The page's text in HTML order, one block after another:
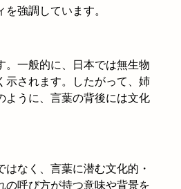
強調しています。
。一般的に、日本では無生物
示されます。したがって、姉
ように、言葉の背後には文化
なく、言葉に潜む文化的・
の呼び方が持つ意味や背景を